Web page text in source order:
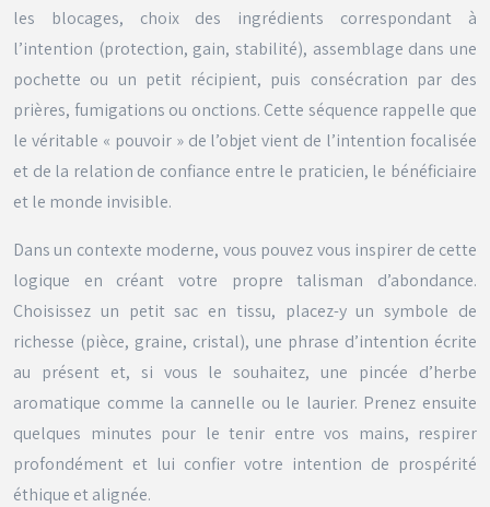
les blocages, choix des ingrédients correspondant à
l’intention (protection, gain, stabilité), assemblage dans une
pochette ou un petit récipient, puis consécration par des
prières, fumigations ou onctions. Cette séquence rappelle que
le véritable « pouvoir » de l’objet vient de l’intention focalisée
et de la relation de confiance entre le praticien, le bénéficiaire
et le monde invisible.
Dans un contexte moderne, vous pouvez vous inspirer de cette
logique en créant votre propre talisman d’abondance.
Choisissez un petit sac en tissu, placez-y un symbole de
richesse (pièce, graine, cristal), une phrase d’intention écrite
au présent et, si vous le souhaitez, une pincée d’herbe
aromatique comme la cannelle ou le laurier. Prenez ensuite
quelques minutes pour le tenir entre vos mains, respirer
profondément et lui confier votre intention de prospérité
éthique et alignée.